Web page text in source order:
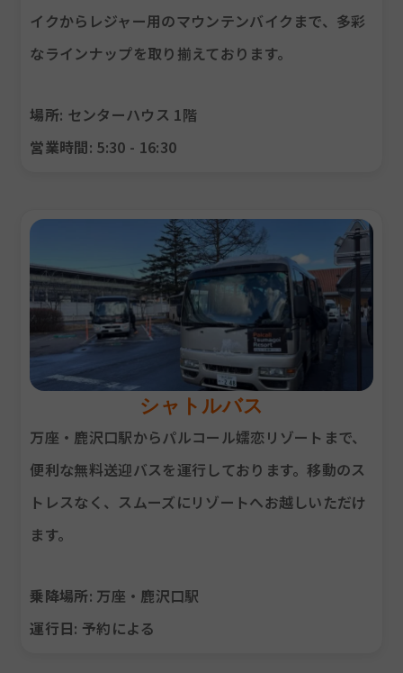
イクからレジャー用のマウンテンバイクまで、多彩
なラインナップを取り揃えております。
場所: センターハウス 1階
営業時間: 5:30 - 16:30
シャトルバス
万座・鹿沢口駅からパルコール嬬恋リゾートまで、
便利な無料送迎バスを運行しております。移動のス
トレスなく、スムーズにリゾートへお越しいただけ
ます。
乗降場所: 万座・鹿沢口駅
運行日: 予約による